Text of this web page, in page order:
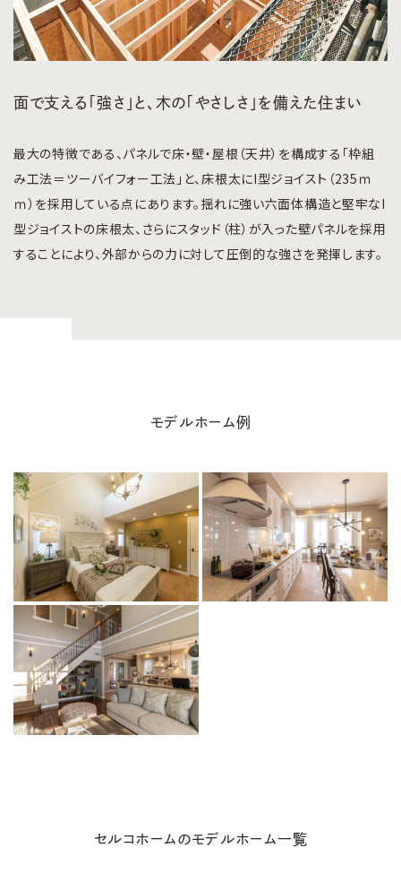
面で支える「強さ」と、木の「やさしさ」を備えた住まい
最大の特徴である、パネルで床・壁・屋根（天井）を構成する「枠組
み工法＝ツーバイフォー工法」と、床根太にI型ジョイスト（235ｍ
ｍ）を採用している点にあります。揺れに強い六面体構造と堅牢なI
型ジョイストの床根太、さらにスタッド（柱）が入った壁パネルを採用
することにより、外部からの力に対して圧倒的な強さを発揮します。
モデルホーム例
セルコホームのモデルホーム一覧